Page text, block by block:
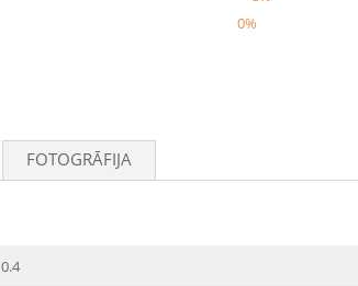
0%
FOTOGRĀFIJA
0.4